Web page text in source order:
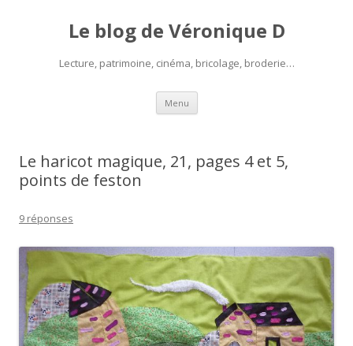
Le blog de Véronique D
Lecture, patrimoine, cinéma, bricolage, broderie…
Menu Aller
contenu
Le haricot magique, 21, pages 4 et 5,
points de feston
9 réponses